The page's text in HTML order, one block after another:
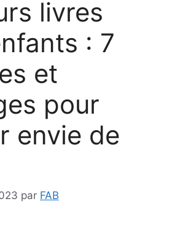
livres
: 7
et
pour
envie de
par FAB